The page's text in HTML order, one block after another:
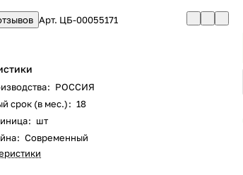
Арт. ЦБ-00055171
: РОССИЯ
срок (в мес.): 18
: шт
: Современный